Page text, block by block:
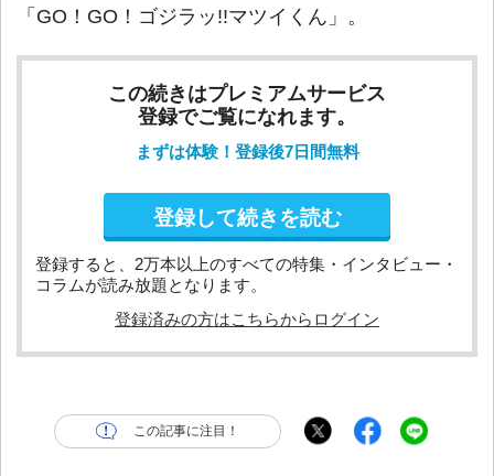
「GO！GO！ゴジラッ!!マツイくん」。
この続きはプレミアムサービス
登録でご覧になれます。
まずは体験！登録後7日間無料
登録して続きを読む
登録すると、2万本以上のすべての特集・インタビュー・
コラムが読み放題となります。
登録済みの方はこちらからログイン
この記事に注目！